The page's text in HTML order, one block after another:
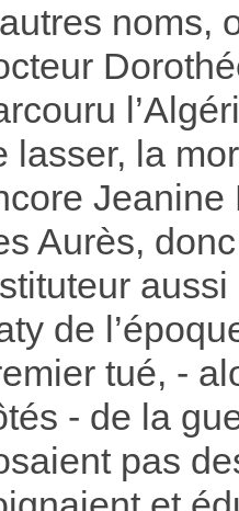
noms,
lasser, la
Jeanine
Aurès,
de
tué, -
- de la
pas